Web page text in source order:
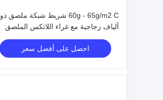
60g - 65g/m2 C شريط شبكة ملصق ذو
ألياف زجاجية مع غراء اللاتكس الملصق
احصل على أفضل سعر